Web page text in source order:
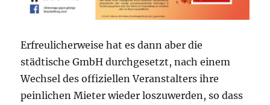
Erfreulicherweise hat es dann aber die
städtische GmbH durchgesetzt, nach einem
Wechsel des offiziellen Veranstalters ihre
peinlichen Mieter wieder loszuwerden, so dass